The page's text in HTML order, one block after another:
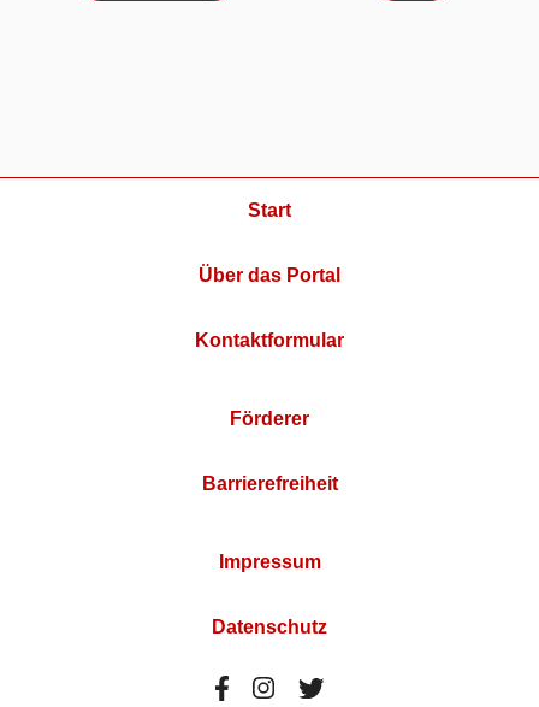
Start
Über das Portal
Kontaktformular
Förderer
Barrierefreiheit
Impressum
Datenschutz